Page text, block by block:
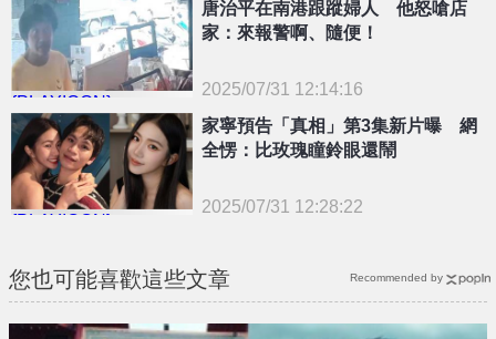
{PLAYICON}
唐治平在南港跟蹤婦人 他怒嗆店
家：來報警啊、隨便！
2025/07/31 12:14:16
{PLAYICON}
家寧預告「真相」第3集新片曝 網
全愣：比玫瑰瞳鈴眼還鬧
2025/07/31 12:28:22
您也可能喜歡這些文章 Recommended by